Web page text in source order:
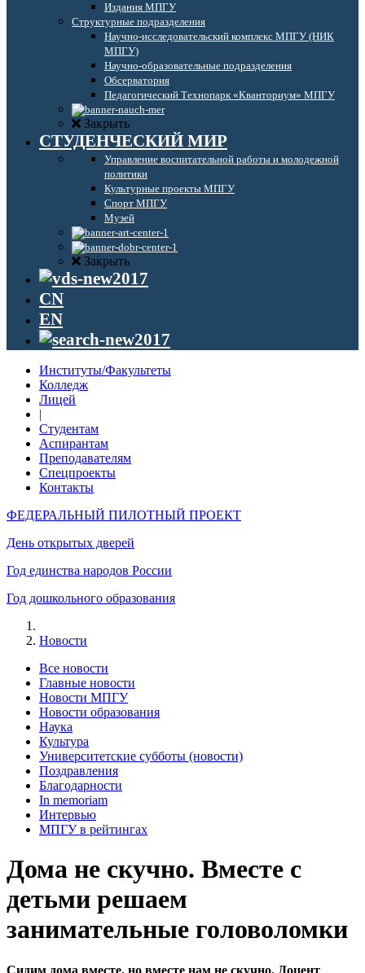
Издания МПГУ
Структурные подразделения
Научно-исследовательский комплекс МПГУ (НИК
МПГУ)
Научно-образовательные подразделения
Обсерватория
Педагогический Технопарк «Кванториум» МПГУ
Закрыть
СТУДЕНЧЕСКИЙ МИР
Управление воспитательной работы и молодежной
политики
Культурные проекты МПГУ
Спорт МПГУ
Музей
Закрыть
CN
EN
Институты/Факультеты
Колледж
Лицей
|
Студентам
Аспирантам
Преподавателям
Спецпроекты
Контакты
ФЕДЕРАЛЬНЫЙ ПИЛОТНЫЙ ПРОЕКТ
День открытых дверей
Год единства народов России
Год дошкольного образования
Новости
Все новости
Главные новости
Новости МПГУ
Новости образования
Наука
Культура
Университетские субботы (новости)
Поздравления
Благодарности
In memoriam
Интервью
МПГУ в рейтингах
Дома не скучно. Вместе с
детьми решаем
занимательные головоломки
Сидим дома вместе, но вместе нам не скучно. Доцент